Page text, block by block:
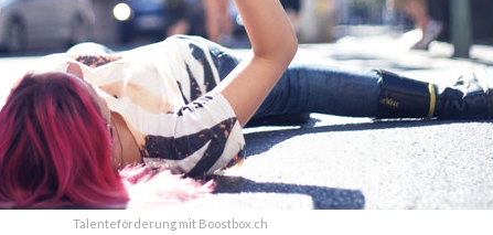
Talenteförderung mit Boostbox.ch